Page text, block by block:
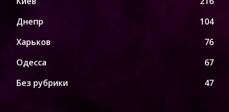
Днепр
104
Харьков
76
Одесса
67
Без рубрики
47